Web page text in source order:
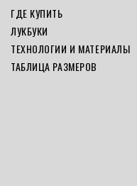
ГДЕ КУПИТЬ
ЛУКБУКИ
ТЕХНОЛОГИИ И МАТЕРИАЛЫ
ТАБЛИЦА РАЗМЕРОВ